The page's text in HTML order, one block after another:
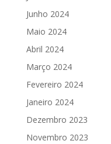
Junho 2024
Maio 2024
Abril 2024
Março 2024
Fevereiro 2024
Janeiro 2024
Dezembro 2023
Novembro 2023